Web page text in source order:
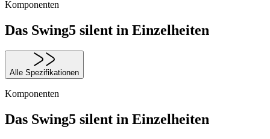
Komponenten
Das Swing5 silent in Einzelheiten
Alle Spezifikationen
Komponenten
Das Swing5 silent in Einzelheiten